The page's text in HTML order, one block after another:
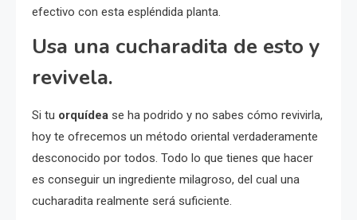
efectivo con esta espléndida planta.
Usa una cucharadita de esto y
revivela.
Si tu orquídea se ha podrido y no sabes cómo revivirla,
hoy te ofrecemos un método oriental verdaderamente
desconocido por todos. Todo lo que tienes que hacer
es conseguir un ingrediente milagroso, del cual una
cucharadita realmente será suficiente.